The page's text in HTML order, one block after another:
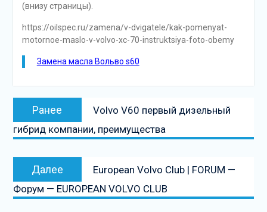
(внизу страницы).
https://oilspec.ru/zamena/v-dvigatele/kak-pomenyat-
motornoe-maslo-v-volvo-xc-70-instruktsiya-foto-obemy
Замена масла Вольво s60
Навигация
записям
Ранее
Предыдущая
запись:
Volvo V60 первый дизельный
гибрид компании, преимущества
Далее
Следующая
запись
European Volvo Club | FORUM —
Форум — EUROPEAN VOLVO CLUB